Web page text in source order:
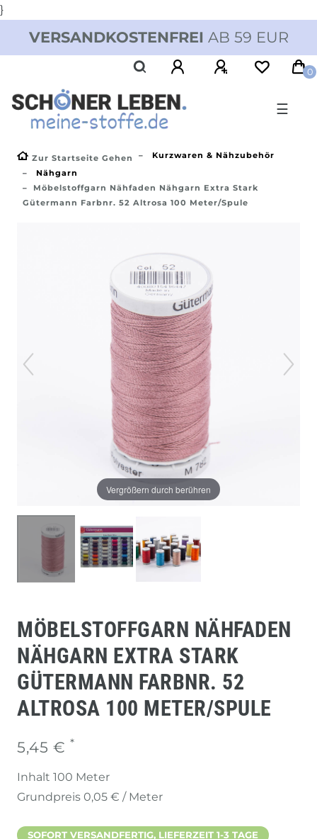
}
VERSANDKOSTENFREI AB 59 EUR
0
☰
Zur Startseite Gehen
Kurzwaren & Nähzubehör
Nähgarn
Möbelstoffgarn Nähfaden Nähgarn Extra Stark
Gütermann Farbnr. 52 Altrosa 100 Meter/Spule
Vergrößern durch berühren
MÖBELSTOFFGARN NÄHFADEN
NÄHGARN EXTRA STARK
GÜTERMANN FARBNR. 52
ALTROSA 100 METER/SPULE
5,45 € *
Inhalt 100 Meter
Grundpreis 0,05 € / Meter
SOFORT VERSANDFERTIG, LIEFERZEIT 1-3 TAGE